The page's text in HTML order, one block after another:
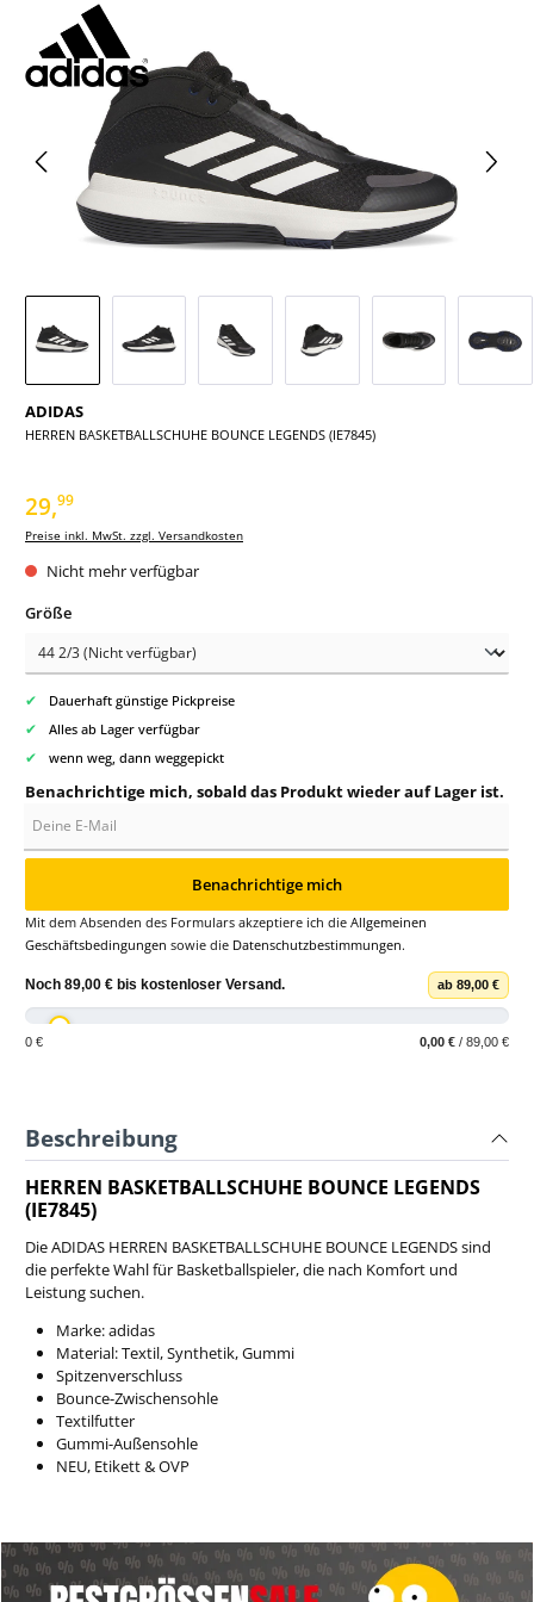
Bildergalerie überspringen
ADIDAS
HERREN BASKETBALLSCHUHE BOUNCE LEGENDS (IE7845)
29,99
Preise inkl. MwSt. zzgl. Versandkosten
Nicht mehr verfügbar
Größeauswählen
✔ Dauerhaft günstige Pickpreise
✔ Alles ab Lager verfügbar
✔ wenn weg, dann weggepickt
Benachrichtige mich, sobald das Produkt wieder auf Lager ist.
Benachrichtige mich
Mit dem Absenden des Formulars akzeptiere ich die Allgemeinen
Geschäftsbedingungen sowie die Datenschutzbestimmungen.
Noch 89,00 € bis kostenloser Versand. ab 89,00 €
0 € 0,00 € / 89,00 €
Beschreibung
HERREN BASKETBALLSCHUHE BOUNCE LEGENDS
(IE7845)
Die ADIDAS HERREN BASKETBALLSCHUHE BOUNCE LEGENDS sind
die perfekte Wahl für Basketballspieler, die nach Komfort und
Leistung suchen.
Marke: adidas
Material: Textil, Synthetik, Gummi
Spitzenverschluss
Bounce-Zwischensohle
Textilfutter
Gummi-Außensohle
NEU, Etikett & OVP